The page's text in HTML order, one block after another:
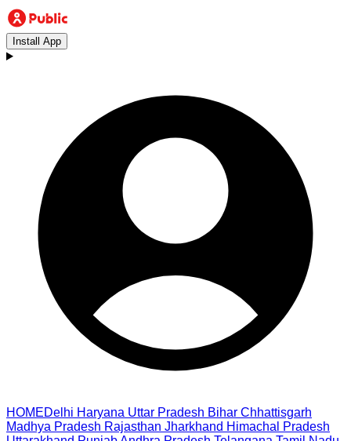
Install App
HOMEDelhi Haryana Uttar Pradesh Bihar Chhattisgarh
Madhya Pradesh Rajasthan Jharkhand Himachal Pradesh